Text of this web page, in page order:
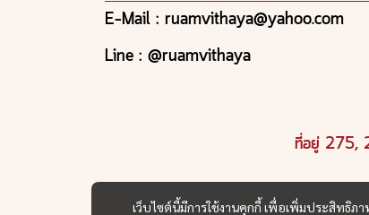
เว็บไซต์นี้มีการใช้งานคุกกี้ เพื่อเพิ่มประสิทธิภ
E-Mail : ruamvithaya@yahoo.com
Line : @ruamvithaya
ที่อยู่ 275,